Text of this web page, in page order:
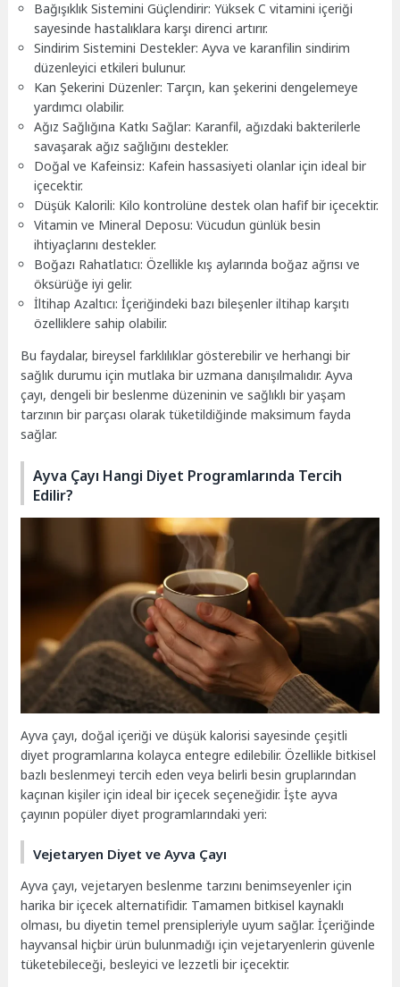
Bağışıklık Sistemini Güçlendirir: Yüksek C vitamini içeriği
sayesinde hastalıklara karşı direnci artırır.
Sindirim Sistemini Destekler: Ayva ve karanfilin sindirim
düzenleyici etkileri bulunur.
Kan Şekerini Düzenler: Tarçın, kan şekerini dengelemeye
yardımcı olabilir.
Ağız Sağlığına Katkı Sağlar: Karanfil, ağızdaki bakterilerle
savaşarak ağız sağlığını destekler.
Doğal ve Kafeinsiz: Kafein hassasiyeti olanlar için ideal bir
içecektir.
Düşük Kalorili: Kilo kontrolüne destek olan hafif bir içecektir.
Vitamin ve Mineral Deposu: Vücudun günlük besin
ihtiyaçlarını destekler.
Boğazı Rahatlatıcı: Özellikle kış aylarında boğaz ağrısı ve
öksürüğe iyi gelir.
İltihap Azaltıcı: İçeriğindeki bazı bileşenler iltihap karşıtı
özelliklere sahip olabilir.
Bu faydalar, bireysel farklılıklar gösterebilir ve herhangi bir
sağlık durumu için mutlaka bir uzmana danışılmalıdır. Ayva
çayı, dengeli bir beslenme düzeninin ve sağlıklı bir yaşam
tarzının bir parçası olarak tüketildiğinde maksimum fayda
sağlar.
Ayva Çayı Hangi Diyet Programlarında Tercih
Edilir?
Ayva çayı, doğal içeriği ve düşük kalorisi sayesinde çeşitli
diyet programlarına kolayca entegre edilebilir. Özellikle bitkisel
bazlı beslenmeyi tercih eden veya belirli besin gruplarından
kaçınan kişiler için ideal bir içecek seçeneğidir. İşte ayva
çayının popüler diyet programlarındaki yeri:
Vejetaryen Diyet ve Ayva Çayı
Ayva çayı, vejetaryen beslenme tarzını benimseyenler için
harika bir içecek alternatifidir. Tamamen bitkisel kaynaklı
olması, bu diyetin temel prensipleriyle uyum sağlar. İçeriğinde
hayvansal hiçbir ürün bulunmadığı için vejetaryenlerin güvenle
tüketebileceği, besleyici ve lezzetli bir içecektir.